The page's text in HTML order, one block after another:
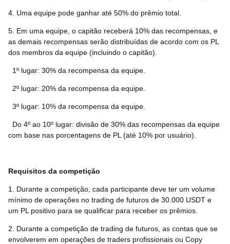
4. Uma equipe pode ganhar até 50% do prêmio total.
5. Em uma equipe, o capitão receberá 10% das recompensas, e
as demais recompensas serão distribuídas de acordo com os PL
dos membros da equipe (incluindo o capitão).
1º lugar: 30% da recompensa da equipe.
2º lugar: 20% da recompensa da equipe.
3º lugar: 10% da recompensa da equipe.
Do 4º ao 10º lugar: divisão de 30% das recompensas da equipe
com base nas porcentagens de PL (até 10% por usuário).
Requisitos da competição
1. Durante a competição, cada participante deve ter um volume
mínimo de operações no trading de futuros de 30.000 USDT e
um PL positivo para se qualificar para receber os prêmios.
2. Durante a competição de trading de futuros, as contas que se
envolverem em operações de traders profissionais ou Copy